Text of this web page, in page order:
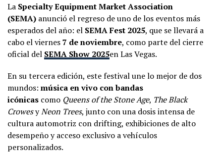
La Specialty Equipment Market Association
(SEMA) anunció el regreso de uno de los eventos más
esperados del año: el SEMA Fest 2025, que se llevará a
cabo el viernes7 de noviembre, como parte del cierre
oficial del SEMA Show 2025en Las Vegas.
En su tercera edición, este festival une lo mejor de dos
mundos: música en vivo con bandas
icónicas como Queens of the Stone Age, The Black
CrowesyNeon Trees, junto con una dosis intensa de
cultura automotriz con drifting, exhibiciones de alto
desempeño y acceso exclusivo a vehículos
personalizados.